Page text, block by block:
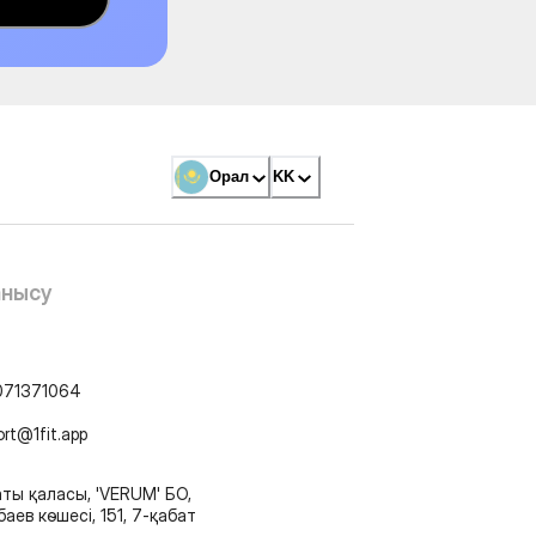
Орал KK
қаласы, 'VERUM' БО,
көшесі, 151, 7-қабат